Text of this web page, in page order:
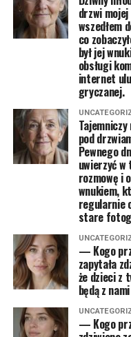
drzwi
wszedłem
co
był jej
obsługi
internet
gryczanej.
Tajemniczy
pod
Pewnego
uwierzyć w
rozmowę i
wnukiem,
regularnie
stare
— Kogo
zapytała
że dzieci z
będą z
— Kogo